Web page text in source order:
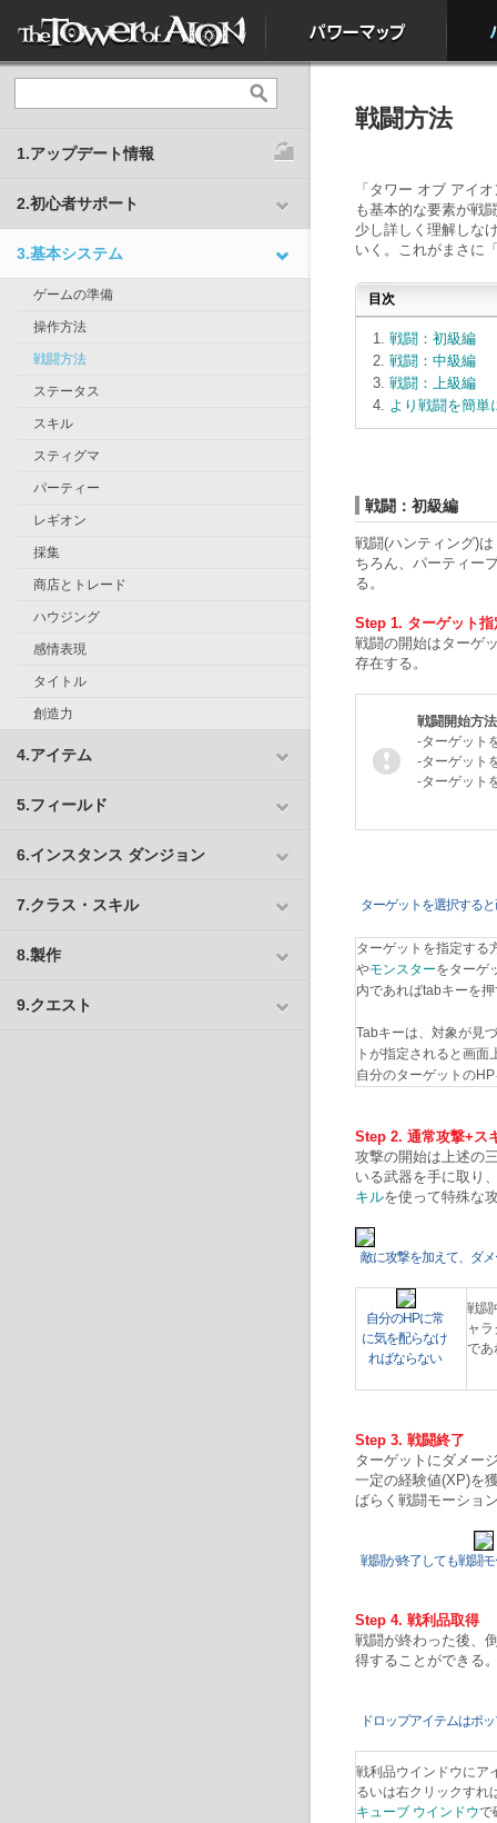
1.アップデート情報
2.初心者サポート
3.基本システム
ゲームの準備
操作方法
戦闘方法
ステータス
スキル
スティグマ
パーティー
レギオン
採集
商店とトレード
ハウジング
感情表現
タイトル
創造力
4.アイテム
5.フィールド
6.インスタンス ダンジョン
7.クラス・スキル
8.製作
9.クエスト
戦闘方法
「タワー オブ アイ
も基本的な要素が戦
少し詳しく理解しな
いく。これがまさに
目次
戦闘：初級編
戦闘：中級編
戦闘：上級編
より戦闘を簡単
戦闘：初級編
戦闘(ハンティング)
ちろん、パーティー
る。
Step 1. ターゲット
戦闘の開始はターゲ
存在する。
戦闘開始方法
-ターゲット
-ターゲット
-ターゲット
ターゲットを選択する
ターゲットを指定する
やモンスターをターゲ
内であればtabキーを
Tabキーは、対象が見
トが指定されると画面
自分のターゲットの
Step 2. 通常攻撃+ス
攻撃の開始は上述の
いる武器を手に取り
キルを使って特殊な
敵に攻撃を加えて、ダ
自分のHPに常
に気を配らなけ
ればならない
戦闘
ャ
であ
Step 3. 戦闘終了
ターゲットにダメー
一定の経験値(XP)を
ばらく戦闘モーショ
戦闘が終了しても戦闘
Step 4. 戦利品取得
戦闘が終わった後、
得することができる
ドロップアイテムはポ
戦利品ウインドウにア
るいは右クリックすれ
キューブ ウインドウで